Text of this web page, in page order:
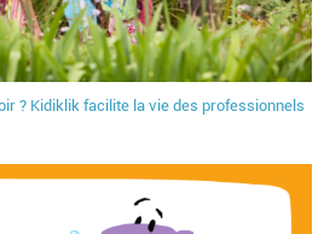
? Kidiklik facilite la vie des professionnels